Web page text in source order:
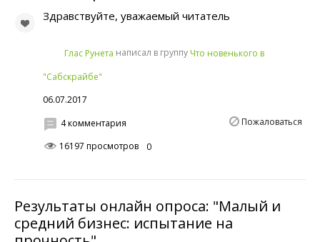
Здравствуйте, уважаемый читатель
Глас Рунета написал в группу Что новенького в
"Сабскрайбе"
06.07.2017
Пожаловаться
4 комментария
16197 просмотров
0
Результаты онлайн опроса: "Малый и
средний бизнес: испытание на